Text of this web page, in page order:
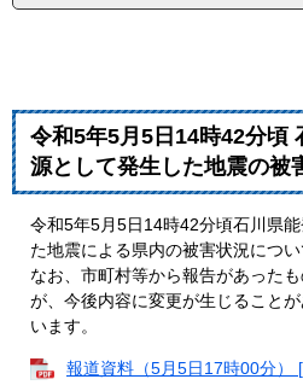
令和5年5月5日14時42分頃
源として発生した地震の被
令和5年5月5日14時42分頃石川県
た地震による県内の被害状況につい
なお、市町村等から報告があった
が、今後内容に変更が生じること
います。
報道資料（5月5日17時00分）